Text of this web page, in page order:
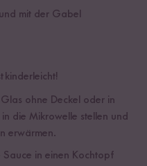
mit der Gabel
kinderleicht!
ohne Deckel oder in
die Mikrowelle stellen und
erwärmen.
Sauce in einen Kochtopf